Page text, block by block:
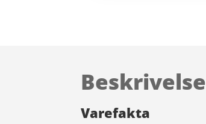
Beskrivelse
Varefakta